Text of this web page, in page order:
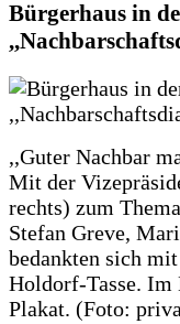
Bürgerhaus in
,,Guter Nachbar
Mit der
rechts) zum
Stefan Greve,
bedankten sich
Holdorf-Tasse. Im
Plakat. (Foto: